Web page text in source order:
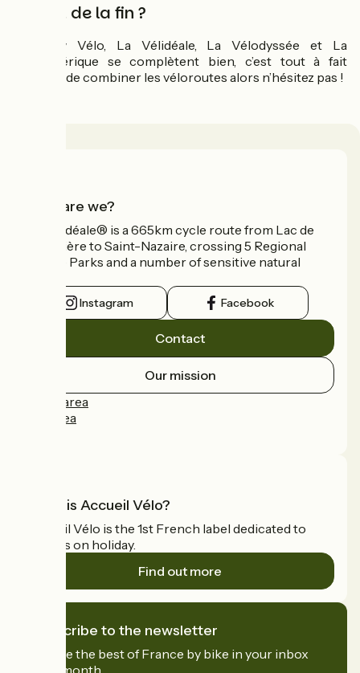
Le mot de la fin ?
La Flow Vélo, La Vélidéale, La Vélodyssée et La
Scandibérique se complètent bien, c’est tout à fait
possible de combiner les véloroutes alors n’hésitez pas !
Who are we?
La Vélidéale® is a 665km cycle route from Lac de
Vassivière to Saint-Nazaire, crossing 5 Regional
Nature Parks and a number of sensitive natural
Instagram Facebook
Contact
Our mission
Press area
Pro area
What is Accueil Vélo?
Accueil Vélo is the 1st French label dedicated to
cyclists on holiday.
Find out more
I subscribe to the newsletter
Receive the best of France by bike in your inbox